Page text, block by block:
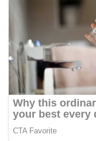
"Komunikasi selama
Doli.